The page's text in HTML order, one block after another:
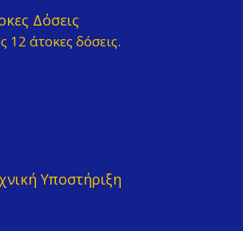
Δόσεις
12 άτοκες δόσεις.
Υποστήριξη